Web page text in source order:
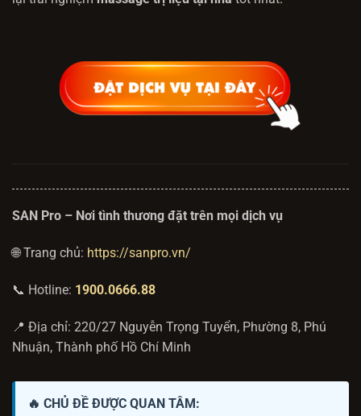
SAN Pro – Nơi tình thương đặt trên mọi dịch vụ
🌐 Trang chủ: https://sanpro.vn/
📞 Hotline: 1900.0666.88
📍 Địa chỉ: 220/27 Nguyễn Trọng Tuyển, Phường 8, Phú
Nhuận, Thành phố Hồ Chí Minh
🔥 CHỦ ĐỀ ĐƯỢC QUAN TÂM: